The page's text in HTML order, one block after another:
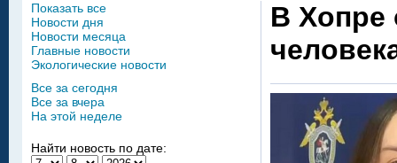
В Хопре
Показать все
Новости дня
Новости месяца
Главные новости
Экологические новости
Все за сегодня
Все за вчера
На этой неделе
Найти новость по дате: